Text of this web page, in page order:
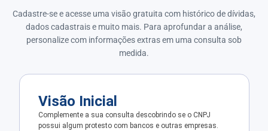
Cadastre-se e acesse uma visão gratuita com histórico de dívidas,
dados cadastrais e muito mais. Para aprofundar a análise,
personalize com informações extras em uma consulta sob
medida.
Visão Inicial
Complemente a sua consulta descobrindo se o CNPJ
possui algum protesto com bancos e outras empresas.